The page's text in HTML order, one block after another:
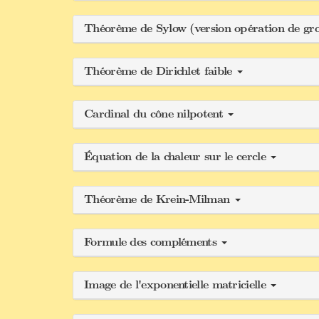
Théorème de Sylow (version opération de
Théorème de Dirichlet faible
Cardinal du cône nilpotent
Équation de la chaleur sur le cercle
Théorème de Krein-Milman
Formule des compléments
Image de l'exponentielle matricielle